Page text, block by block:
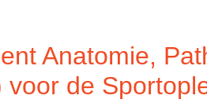
Anatomie,
voor de